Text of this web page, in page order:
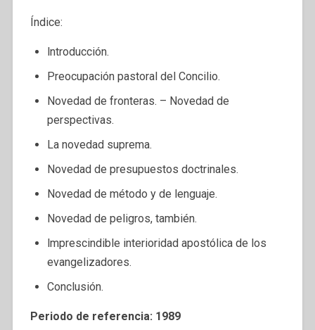
Índice:
lntroducción.
Preocupación pastoral del Concilio.
Novedad de fronteras. – Novedad de
perspectivas.
La novedad suprema.
Novedad de presupuestos doctrinales.
Novedad de método y de lenguaje.
Novedad de peligros, también.
lmprescindible interioridad apostólica de los
evangelizadores.
Conclusión.
Periodo de referencia: 1989